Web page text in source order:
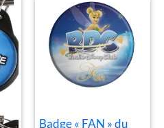
Badge « FAN » du
de
prix :
€1.30
à
€4.50
produit
a
plusieurs
variations.